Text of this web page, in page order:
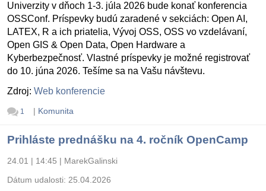
Univerzity v dňoch 1-3. júla 2026 bude konať konferencia
OSSConf. Príspevky budú zaradené v sekciách: Open AI,
LATEX, R a ich priatelia, Vývoj OSS, OSS vo vzdelávaní,
Open GIS & Open Data, Open Hardware a
Kyberbezpečnosť. Vlastné príspevky je možné registrovať
do 10. júna 2026. Tešíme sa na Vašu návštevu.
Zdroj: Web konferencie
1 | Komunita
Prihláste prednášku na 4. ročník OpenCamp
24.01 | 14:45 | MarekGalinski
Dátum udalosti: 25.04.2026